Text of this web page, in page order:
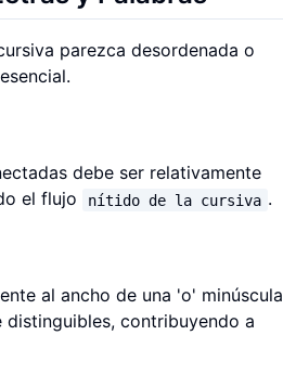
parezca desordenada o
debe ser relativamente
el flujo
nítido de la cursiva .
al ancho de una 'o' minúscula
contribuyendo a